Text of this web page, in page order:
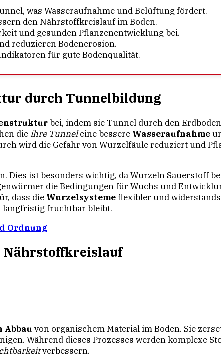
was Wasseraufnahme und Belüftung fördert.
den Nährstoffkreislauf im Boden.
und gesunden Pflanzenentwicklung bei.
reduzieren Bodenerosion.
für gute Bodenqualität.
durch Tunnelbildung
bei, indem sie Tunnel durch den
die ihre Tunneleine bessere Wasseraufnahme
wird die Gefahr von Wurzelfäule reduziert und
Dies ist besonders wichtig, da Wurzeln Sauerstoff
die Bedingungen für Wuchs und
dass die Wurzelsystemeflexibler und
langfristig fruchtbar bleibt.
Ordnung
Nährstoffkreislauf
Abbauvon organischem Material im Boden. Sie
Während dieses Prozesses werden komplexe
verbessern.